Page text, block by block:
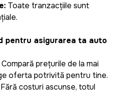
Toate tranzacțiile sunt
pentru asigurarea ta auto
Compară prețurile de la mai
oferta potrivită pentru tine.
Fără costuri ascunse, totul